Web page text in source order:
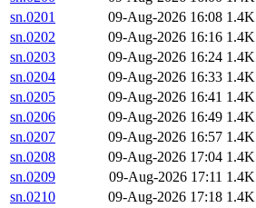
sn.0201
09-Aug-2026 16:08 1.4K
sn.0202
09-Aug-2026 16:16 1.4K
sn.0203
09-Aug-2026 16:24 1.4K
sn.0204
09-Aug-2026 16:33 1.4K
sn.0205
09-Aug-2026 16:41 1.4K
sn.0206
09-Aug-2026 16:49 1.4K
sn.0207
09-Aug-2026 16:57 1.4K
sn.0208
09-Aug-2026 17:04 1.4K
sn.0209
09-Aug-2026 17:11 1.4K
sn.0210
09-Aug-2026 17:18 1.4K